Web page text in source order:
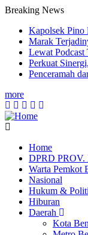
Breaking News
Kapolsek Pino
Marak
Lewat
Perkuat
Penceramah
more
Main
navigation
Home
DPRD
Warta Pemkot
Nasional
Hukum &
Hiburan
Daerah
Kota